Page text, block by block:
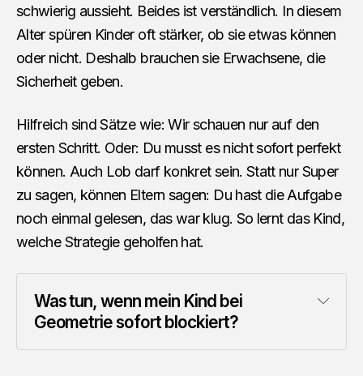
schwierig aussieht. Beides ist verständlich. In diesem
Alter spüren Kinder oft stärker, ob sie etwas können
oder nicht. Deshalb brauchen sie Erwachsene, die
Sicherheit geben.
Hilfreich sind Sätze wie: Wir schauen nur auf den
ersten Schritt. Oder: Du musst es nicht sofort perfekt
können. Auch Lob darf konkret sein. Statt nur Super
zu sagen, können Eltern sagen: Du hast die Aufgabe
noch einmal gelesen, das war klug. So lernt das Kind,
welche Strategie geholfen hat.
Was tun, wenn mein Kind bei
Geometrie sofort blockiert?